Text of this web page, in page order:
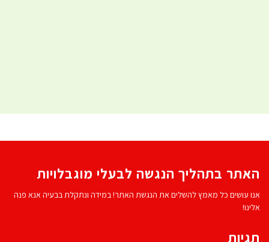
האתר בתהליך הנגשה לבעלי מוגבלויות
אנו עושים כל מאמץ להשלים את הנגשת האתר! במידה ונתקלת בבעיה אנא פנה
אלינו!
תגיות